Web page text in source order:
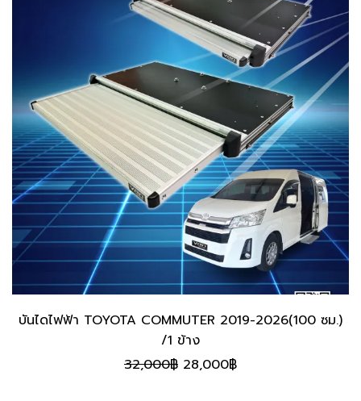
บันไดไฟฟ้า TOYOTA COMMUTER 2019-2026(100 ซม.)
/1 ข้าง
32,000฿ Original
28,000฿Current